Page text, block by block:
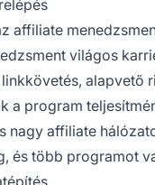
affiliate
világos
alapvető
a program
nagy affiliate
és több programot